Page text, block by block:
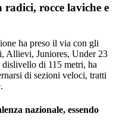
rocce laviche e
ha preso il via con gli
Allievi, Juniores, Under 23
dislivello di 115 metri, ha
disezioni veloci, tratti
.
nazionale, essendo